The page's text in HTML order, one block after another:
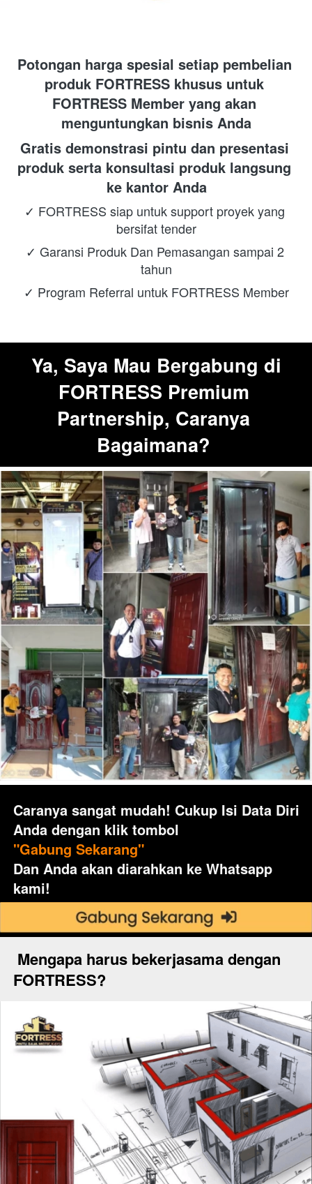
Potongan harga spesial setiap pembelian
produk FORTRESS khusus untuk
FORTRESS Member yang akan
menguntungkan bisnis Anda
Gratis demonstrasi pintu dan presentasi
produk serta konsultasi produk langsung
ke kantor Anda
✓ FORTRESS siap untuk support proyek yang
bersifat tender
✓ Garansi Produk Dan Pemasangan sampai 2
tahun
✓ Program Referral untuk FORTRESS Member
Ya, Saya Mau Bergabung di
FORTRESS Premium
Partnership, Caranya
Bagaimana?
Caranya sangat mudah! Cukup Isi Data Diri
Anda dengan klik tombol
"Gabung Sekarang"
Dan Anda akan diarahkan ke Whatsapp
kami!
Mengapa harus bekerjasama dengan
FORTRESS?